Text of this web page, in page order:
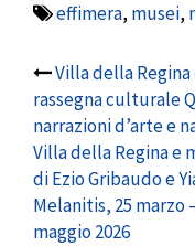
effimera, musei,
Post
Villa della Regina
rassegna culturale
narrazioni d’arte e
Villa della Regina e
di Ezio Gribaudo e
Melanitis, 25 marzo
maggio 2026